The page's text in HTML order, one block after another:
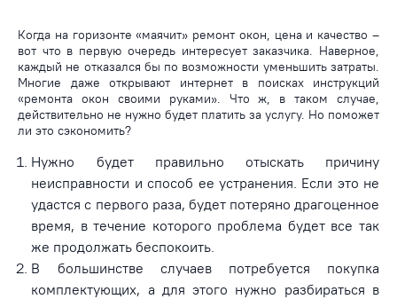
Когда на горизонте «маячит» ремонт окон, цена и качество –
вот что в первую очередь интересует заказчика. Наверное,
каждый не отказался бы по возможности уменьшить затраты.
Многие даже открывают интернет в поисках инструкций
«ремонта окон своими руками». Что ж, в таком случае,
действительно не нужно будет платить за услугу. Но поможет
ли это сэкономить?
Нужно будет правильно отыскать причину
неисправности и способ ее устранения. Если это не
удастся с первого раза, будет потеряно драгоценное
время, в течение которого проблема будет все так
же продолжать беспокоить.
В большинстве случаев потребуется покупка
комплектующих, а для этого нужно разбираться в